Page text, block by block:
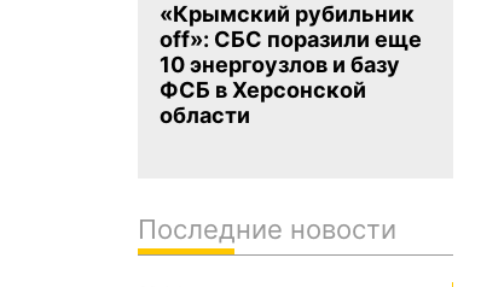
«Крымский рубильник
off»: СБС поразили еще
10 энергоузлов и базу
ФСБ в Херсонской
области
Последние новости